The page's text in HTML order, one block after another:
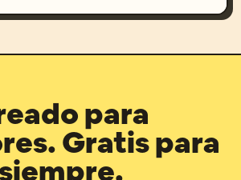
para
Gratis para